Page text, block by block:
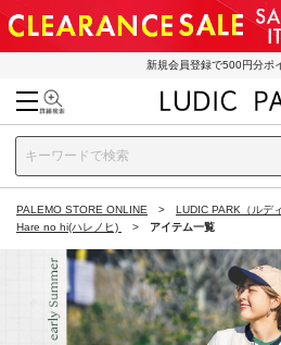
新規会員登録で500円分ポ
PALEMO STORE ONLINE
LUDIC PARK（ルデ
Hare no hi(ハレノヒ)
アイテム一覧